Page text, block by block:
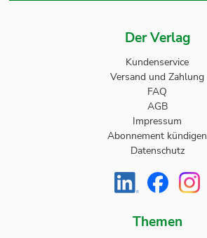
Der Verlag
Kundenservice
Versand und Zahlung
FAQ
AGB
Impressum
Abonnement kündigen
Datenschutz
Themen